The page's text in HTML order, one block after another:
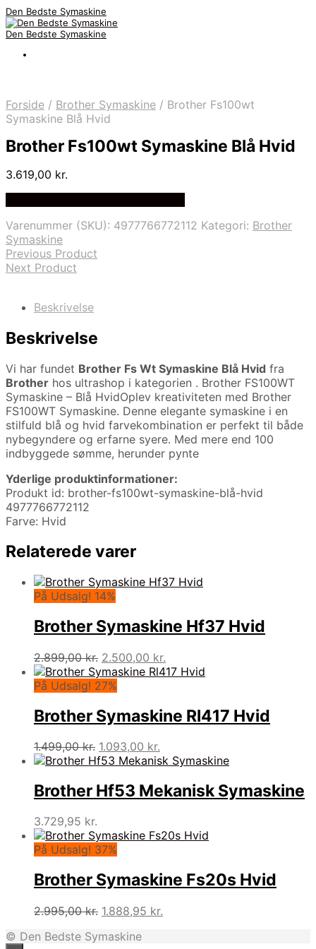
Den Bedste Symaskine
Den Bedste Symaskine
Forside / Brother Symaskine / Brother Fs100wt
Symaskine Blå Hvid
Brother Fs100wt Symaskine Blå Hvid
3.619,00 kr.
Varenummer (SKU): 4977766772112 Kategori: Brother
Symaskine
Previous Product
Next Product
Beskrivelse
Beskrivelse
Vi har fundet Brother Fs Wt Symaskine Blå Hvid fra
Brother hos ultrashop i kategorien . Brother FS100WT
Symaskine – Blå HvidOplev kreativiteten med Brother
FS100WT Symaskine. Denne elegante symaskine i en
stilfuld blå og hvid farvekombination er perfekt til både
nybegyndere og erfarne syere. Med mere end 100
indbyggede sømme, herunder pynte
Yderlige produktinformationer:
Produkt id: brother-fs100wt-symaskine-blå-hvid
4977766772112
Farve: Hvid
Relaterede varer
På Udsalg! 14%
Brother Symaskine Hf37 Hvid
2.899,00kr. Den
oprindelige
pris
2.899,00 kr..
2.500,00 kr.
aktuelle
2.500,00 kr..
På Udsalg! 27%
Brother Symaskine Rl417 Hvid
1.499,00kr. Den
oprindelige
var:
1.499,00 kr..
1.093,00 kr.
aktuelle
er:
1.093,00 kr..
Brother Hf53 Mekanisk Symaskine
3.729,95 kr.
På Udsalg! 37%
Brother Symaskine Fs20s Hvid
2.995,00kr. Den
pris
1.888,95 kr.
© Den Bedste Symaskine